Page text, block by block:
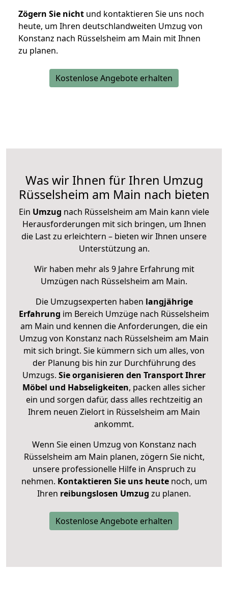
Zögern Sie nicht und kontaktieren Sie uns noch
heute, um Ihren deutschlandweiten Umzug von
Konstanz nach Rüsselsheim am Main mit Ihnen
zu planen.
Kostenlose Angebote erhalten
Was wir Ihnen für Ihren Umzug
Rüsselsheim am Main nach bieten
Ein Umzug nach Rüsselsheim am Main kann viele
Herausforderungen mit sich bringen, um Ihnen
die Last zu erleichtern – bieten wir Ihnen unsere
Unterstützung an.
Wir haben mehr als 9 Jahre Erfahrung mit
Umzügen nach Rüsselsheim am Main.
Die Umzugsexperten haben langjährige
Erfahrung im Bereich Umzüge nach Rüsselsheim
am Main und kennen die Anforderungen, die ein
Umzug von Konstanz nach Rüsselsheim am Main
mit sich bringt. Sie kümmern sich um alles, von
der Planung bis hin zur Durchführung des
Umzugs. Sie organisieren den Transport Ihrer
Möbel und Habseligkeiten, packen alles sicher
ein und sorgen dafür, dass alles rechtzeitig an
Ihrem neuen Zielort in Rüsselsheim am Main
ankommt.
Wenn Sie einen Umzug von Konstanz nach
Rüsselsheim am Main planen, zögern Sie nicht,
unsere professionelle Hilfe in Anspruch zu
nehmen. Kontaktieren Sie uns heutenoch, um
Ihren reibungslosen Umzug zu planen.
Kostenlose Angebote erhalten